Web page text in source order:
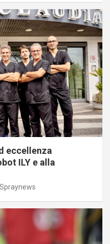
eccellenza
ILY e alla